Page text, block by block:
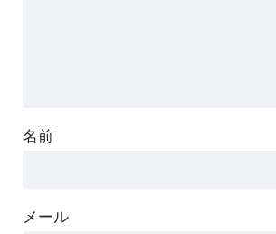
名前
メール